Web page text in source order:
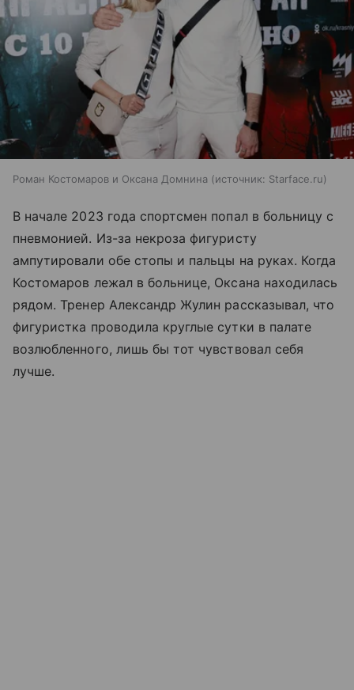
Роман Костомаров и Оксана Домнина источник: Starface.ru
В начале 2023 года спортсмен попал в больницу с
пневмонией. Из-за некроза фигуристу
ампутировали обе стопы и пальцы на руках. Когда
Костомаров лежал в больнице, Оксана находилась
рядом. Тренер Александр Жулин рассказывал, что
фигуристка проводила круглые сутки в палате
возлюбленного, лишь бы тот чувствовал себя
лучше.